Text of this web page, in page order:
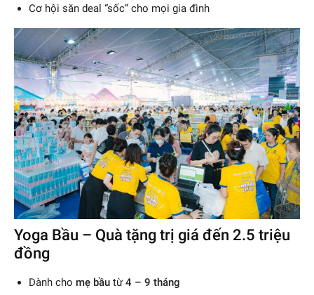
Cơ hội săn deal “sốc” cho mọi gia đình
Yoga Bầu – Quà tặng trị giá đến 2.5 triệu
đồng
Dành cho mẹ bầu từ4 – 9 tháng